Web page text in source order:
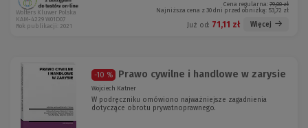
Cena regularna: 79,00 zł
Najniższa cena z 30 dni przed obniżką: 53,72 zł
Już od: 71,11 zł Więcej
Wolters Kluwer Polska
KAM-4229 W01D07
Rok publikacji: 2021
-10 % Prawo cywilne i handlowe w zarysie
Wojciech Katner
W podręczniku omówiono najważniejsze zagadnienia
dotyczące obrotu prywatnoprawnego.